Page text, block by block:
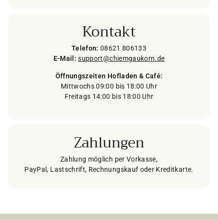
Kontakt
Telefon: 08621 806133
E-Mail: support@chiemgaukorn.de
Öffnungszeiten Hofladen & Café:
Mittwochs 09:00 bis 18:00 Uhr
Freitags 14:00 bis 18:00 Uhr
Zahlungen
Zahlung möglich per Vorkasse,
PayPal, Lastschrift, Rechnungskauf oder Kreditkarte.